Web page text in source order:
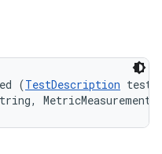
(TestDescription